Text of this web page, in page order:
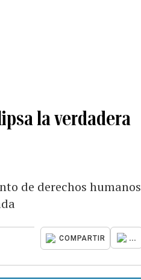
la verdadera
de derechos humanos
COMPARTIR ...